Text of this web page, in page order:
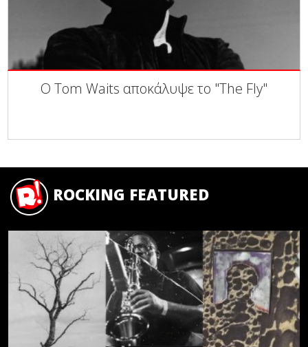
Ο Tom Waits αποκάλυψε το "The Fly"
ROCKING FEATURED